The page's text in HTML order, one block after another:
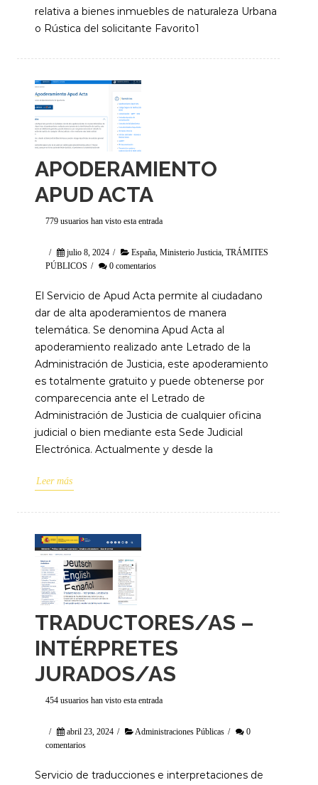
relativa a bienes inmuebles de naturaleza Urbana
o Rústica del solicitante Favorito1
APODERAMIENTO
APUD ACTA
779 usuarios han visto esta entrada
/ julio 8, 2024 / España Ministerio Justicia TRÁMITES
PÚBLICOS / 0 comentarios
El Servicio de Apud Acta permite al ciudadano
dar de alta apoderamientos de manera
telemática. Se denomina Apud Acta al
apoderamiento realizado ante Letrado de la
Administración de Justicia, este apoderamiento
es totalmente gratuito y puede obtenerse por
comparecencia ante el Letrado de
Administración de Justicia de cualquier oficina
judicial o bien mediante esta Sede Judicial
Electrónica. Actualmente y desde la
Leer más
TRADUCTORES/AS –
INTÉRPRETES
JURADOS/AS
454 usuarios han visto esta entrada
/ abril 23, 2024 / Administraciones Públicas /
0
comentarios
Servicio de traducciones e interpretaciones de